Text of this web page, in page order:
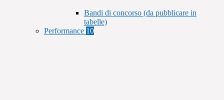
Bandi di concorso (da pubblicare in
tabelle)
Performance 10